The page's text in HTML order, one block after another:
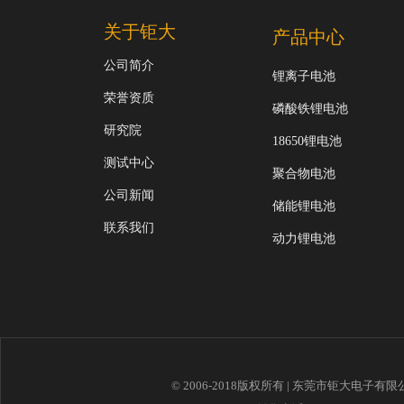
关于钜大
公司简介
荣誉资质
研究院
测试中心
公司新闻
联系我们
产品中心
锂离子电池
磷酸铁锂电池
18650锂电池
聚合物电池
储能锂电池
动力锂电池
© 2006-2018版权所有 | 东莞市钜大电子有